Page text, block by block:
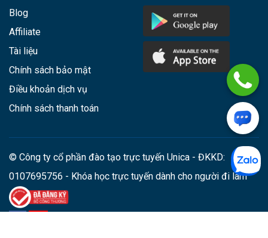
Blog
Affiliate
Tài liệu
Chính sách bảo mật
Điều khoản dịch vụ
Chính sách thanh toán
© Công ty cổ phần đào tạo trực tuyến Unica - ĐKKD:
0107695756 - Khóa học trực tuyến dành cho người đi làm